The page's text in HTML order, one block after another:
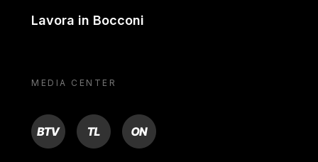
Lavora in Bocconi
MEDIA CENTER
BTV TL ON